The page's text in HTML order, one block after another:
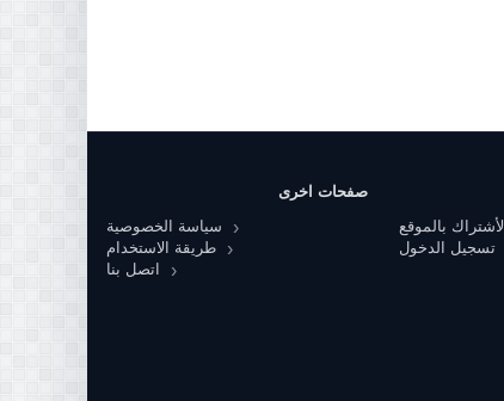
الأشتراك بالموقع
تسجيل الدخول
صفحات اخرى
سياسة الخصوصية
طريقة الاستخدام
اتصل بنا